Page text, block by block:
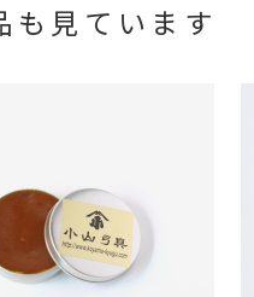
も見ています